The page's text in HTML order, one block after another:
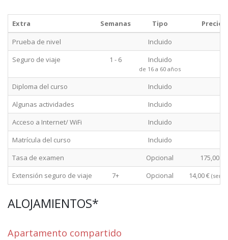
Extra Semanas Tipo
Precio
Prueba de nivel
Incluido
Seguro de viaje
1 - 6 Incluido
de 16 a 60 años
Diploma del curso
Incluido
Algunas actividades
Incluido
Acceso a Internet/ WiFi
Incluido
Matrícula del curso
Incluido
Tasa de examen
Opcional
175,00 €
Extensión seguro de viaje
7+ Opcional 14,00 €
ALOJAMIENTOS*
Apartamento compartido